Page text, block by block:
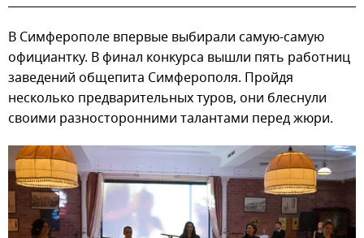
В Симферополе впервые выбирали самую-самую
официантку. В финал конкурса вышли пять работниц
заведений общепита Симферополя. Пройдя
несколько предварительных туров, они блеснули
своими разносторонними талантами перед жюри.